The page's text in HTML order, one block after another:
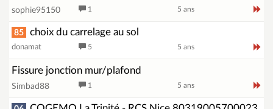
sophie95150 1 5 ans
85 choix du carrelage au sol
donamat 5 5 ans
Fissure jonction mur/plafond
Simbad88 1 5 ans